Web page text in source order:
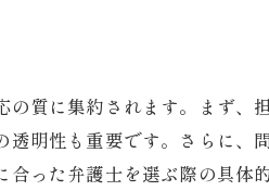
けるためのチェック事項
の確認方法を解説
を受ける際の注意点
質に集約されます。まず、
明性も重要です。さらに、
った弁護士を選ぶ際の具体